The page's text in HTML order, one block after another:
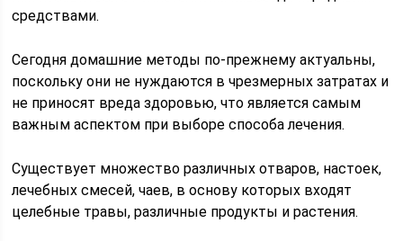
средствами.
Сегодня домашние методы по-прежнему актуальны,
поскольку они не нуждаются в чрезмерных затратах и
не приносят вреда здоровью, что является самым
важным аспектом при выборе способа лечения.
Существует множество различных отваров, настоек,
лечебных смесей, чаев, в основу которых входят
целебные травы, различные продукты и растения.